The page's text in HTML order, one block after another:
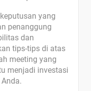
yang
penanggung
dan
tips-tips di atas
meeting yang
menjadi investasi